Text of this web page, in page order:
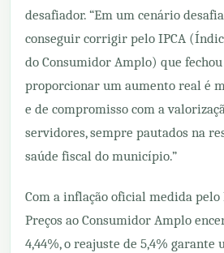
desafiador. “Em um cenário
conseguir corrigir pelo IPCA
do Consumidor Amplo) que fechou
proporcionar um aumento real é
e de compromisso com a
servidores, sempre pautados na
saúde fiscal do município.”
Com a inflação oficial medida
Preços ao Consumidor Amplo
4,44%, o reajuste de 5,4% garante